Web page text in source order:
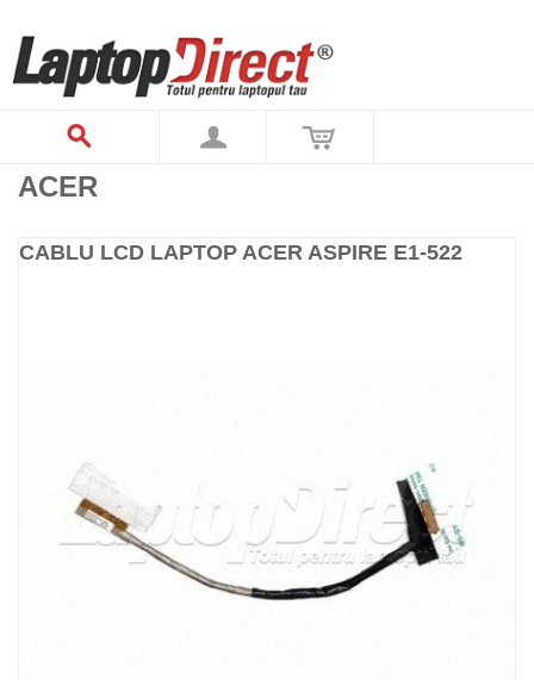
ACER
CABLU LCD LAPTOP ACER ASPIRE E1-522